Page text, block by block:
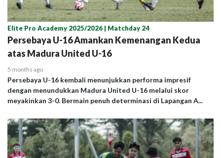
Elite Pro Academy 2025/2026 | Matchday 24
Persebaya U-16 Amankan Kemenangan Kedua
atas Madura United U-16
5 months ago
Persebaya U-16 kembali menunjukkan performa impresif
dengan menundukkan Madura United U-16 melalui skor
meyakinkan 3-0. Bermain penuh determinasi di Lapangan A...